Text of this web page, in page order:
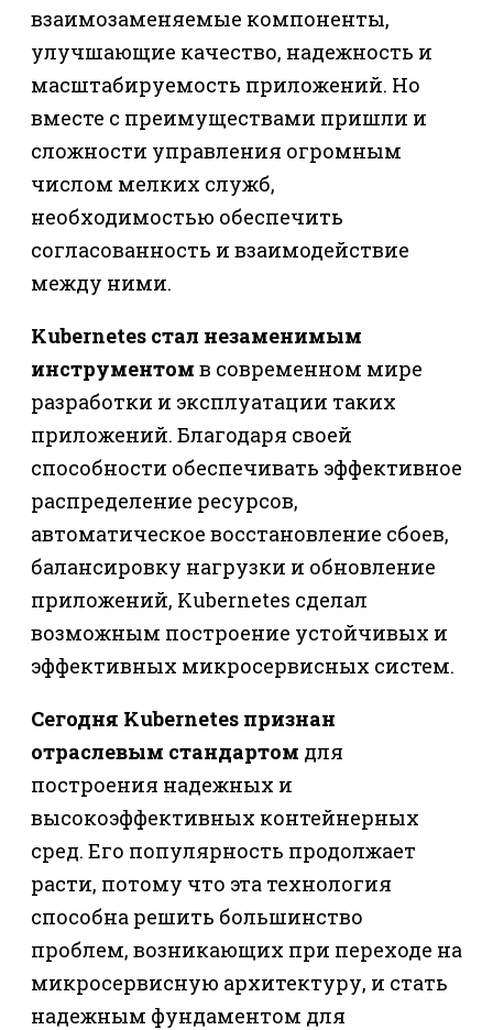
взаимозаменяемые компоненты,
улучшающие качество, надежность и
масштабируемость приложений. Но
вместе с преимуществами пришли и
сложности управления огромным
числом мелких служб,
необходимостью обеспечить
согласованность и взаимодействие
между ними.
Kubernetes стал незаменимым
инструментом в современном мире
разработки и эксплуатации таких
приложений. Благодаря своей
способности обеспечивать эффективное
распределение ресурсов,
автоматическое восстановление сбоев,
балансировку нагрузки и обновление
приложений, Kubernetes сделал
возможным построение устойчивых и
эффективных микросервисных систем.
Сегодня Kubernetes признан
отраслевым стандартом для
построения надежных и
высокоэффективных контейнерных
сред. Его популярность продолжает
расти, потому что эта технология
способна решить большинство
проблем, возникающих при переходе на
микросервисную архитектуру, и стать
надежным фундаментом для